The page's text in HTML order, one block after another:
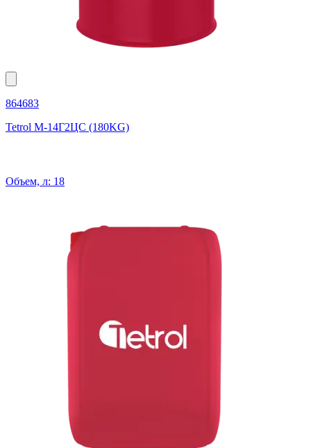
864683
Tetrol М-14Г2ЦС (180KG)
Объем, л: 18